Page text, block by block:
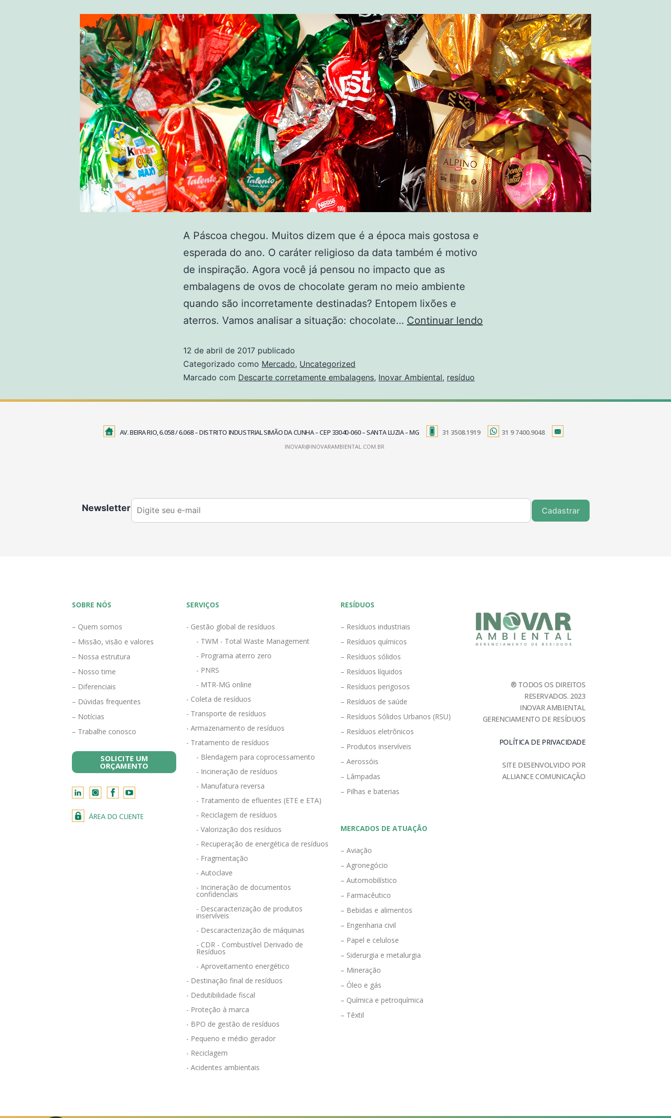
A Páscoa chegou. Muitos dizem que é a época mais gostosa e
esperada do ano. O caráter religioso da data também é motivo
de inspiração. Agora você já pensou no impacto que as
embalagens de ovos de chocolate geram no meio ambiente
quando são incorretamente destinadas? Entopem lixões e
aterros. Vamos analisar a situação: chocolate… Continuar lendo
12 de abril de 2017 publicado
Categorizado como Mercado, Uncategorized
Marcado com Descarte corretamente embalagens, Inovar Ambiental, resíduo
AV. BEIRA RIO, 6.058 / 6.068 – DISTRITO INDUSTRIAL SIMÃO DA CUNHA – CEP 33040-060 – SANTA LUZIA – MG 31 3508.1919 31 9 7400.9048
INOVAR@INOVARAMBIENTAL.COM.BR
Newsletter Cadastrar
SOBRE NÓS
– Quem somos
– Missão, visão e valores
– Nossa estrutura
– Nosso time
– Diferenciais
– Dúvidas frequentes
– Notícias
– Trabalhe conosco
SOLICITE UM
ORÇAMENTO
SERVIÇOS
- Gestão global de resíduos
- TWM - Total Waste Management
- Programa aterro zero
- PNRS
- MTR-MG online
- Coleta de resíduos
- Transporte de resíduos
- Armazenamento de resíduos
- Tratamento de resíduos
- Blendagem para coprocessamento
- Incineração de resíduos
- Manufatura reversa
- Tratamento de efluentes (ETE e ETA)
- Reciclagem de resíduos
- Valorização dos resíduos
- Recuperação de energética de resíduos
- Fragmentação
- Autoclave
- Incineração de documentos
confidenciais
- Descaracterização de produtos
inservíveis
- Descaracterização de máquinas
- CDR - Combustível Derivado de
Resíduos
- Aproveitamento energético
- Destinação final de resíduos
- Dedutibilidade fiscal
- Proteção à marca
- BPO de gestão de resíduos
- Pequeno e médio gerador
- Reciclagem
- Acidentes ambientais
RESÍDUOS
– Resíduos industriais
– Resíduos químicos
– Resíduos sólidos
– Resíduos líquidos
– Resíduos perigosos
– Resíduos de saúde
– Resíduos Sólidos Urbanos (RSU)
– Resíduos eletrônicos
– Produtos inservíveis
– Aerossóis
– Lâmpadas
– Pilhas e baterias
MERCADOS DE ATUAÇÃO
– Aviação
– Agronegócio
– Automobilístico
– Farmacêutico
– Bebidas e alimentos
– Engenharia civil
– Papel e celulose
– Siderurgia e metalurgia
– Mineração
– Óleo e gás
– Química e petroquímica
– Têxtil
® TODOS OS DIREITOS
RESERVADOS. 2023
INOVAR AMBIENTAL
GERENCIAMENTO DE RESÍDUOS
POLÍTICA DE PRIVACIDADE
SITE DESENVOLVIDO POR
ALLIANCE COMUNICAÇÃO